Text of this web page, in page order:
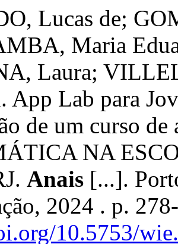
Lucas de;
Maria
Laura;
App Lab para
de um curso
NA
Anais [...].
2024 . p.
10.5753/